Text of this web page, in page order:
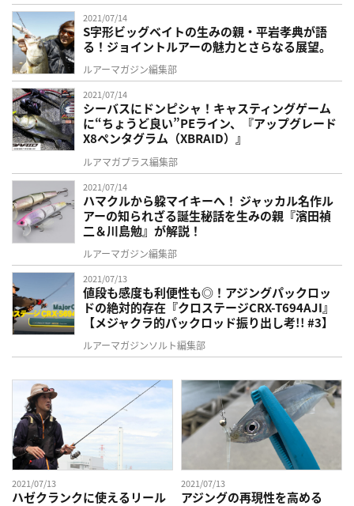
2021/07/14
S字形ビッグベイトの生みの親・平岩孝典が語
る！ジョイントルアーの魅力とさらなる展望。
ルアーマガジン編集部
2021/07/14
シーバスにドンピシャ！キャスティングゲーム
に“ちょうど良い”PEライン、『アップグレード
X8ペンタグラム（XBRAID）』
ルアマガプラス編集部
2021/07/14
ハマクルから躱マイキーへ！ ジャッカル名作ル
アーの知られざる誕生秘話を生みの親『濱田禎
二＆川島勉』が解説！
ルアーマガジン編集部
2021/07/13
値段も感度も利便性も◎！アジングパックロッ
ドの絶対的存在『クロステージCRX-T694AJI』
【メジャクラ的パックロッド振り出し考!! #3】
ルアーマガジンソルト編集部
2021/07/13
ハゼクランクに使えるリール
2021/07/13
アジングの再現性を高める